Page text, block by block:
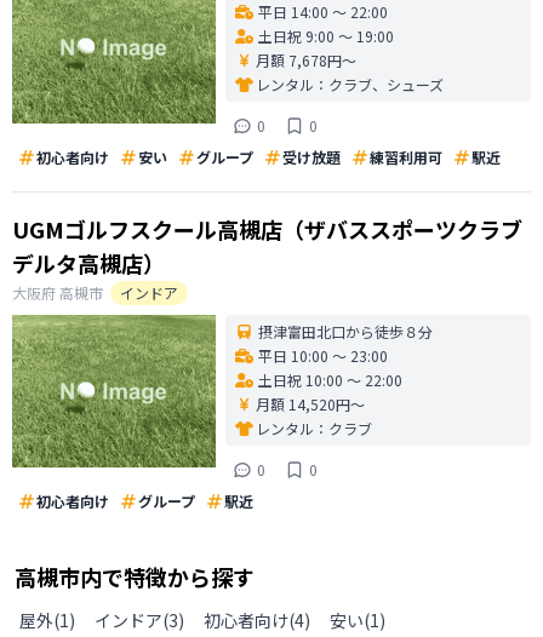
平日 14:00 〜 22:00
土日祝 9:00 〜 19:00
月額 7,678円〜
レンタル： クラブ、シューズ
0
0
初心者向け
安い グループ 受け放題 練習利用可 駅近
UGMゴルフスクール高槻店（ザバススポーツクラブ
デルタ高槻店）
大阪府 高槻市
インドア
摂津富田北口から徒歩８分
平日 10:00 〜 23:00
土日祝 10:00 〜 22:00
月額 14,520円〜
レンタル： クラブ
0
0
初心者向け
グループ 駅近
高槻市内で特徴から探す
屋外(1) インドア(3) 初心者向け(4) 安い(1)